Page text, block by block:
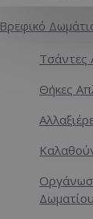
Βρεφικό
Τσάντες
Θήκες
Δωματίου